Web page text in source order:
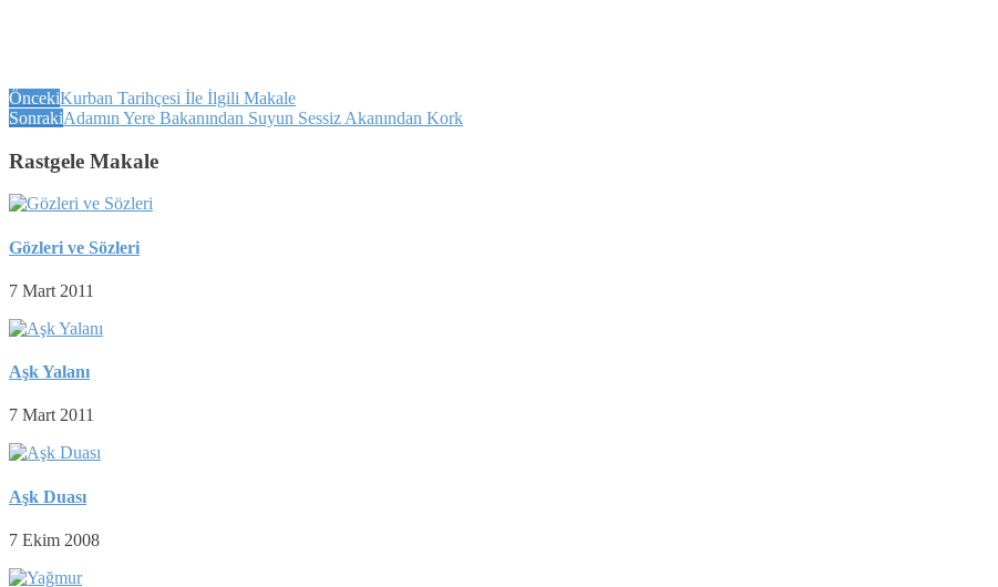
ÖncekiKurban Tarihçesi İle İlgili Makale
SonrakiAdamın Yere Bakanından Suyun Sessiz Akanından Kork
Rastgele Makale
Gözleri ve Sözleri
7 Mart 2011
Aşk Yalanı
7 Mart 2011
Aşk Duası
7 Ekim 2008